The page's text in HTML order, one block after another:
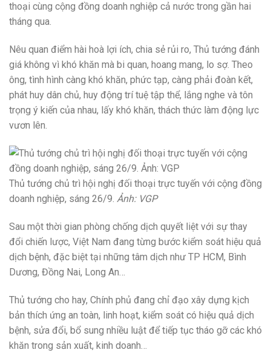
thoại cùng cộng đồng doanh nghiệp cả nước trong gần hai
tháng qua.
Nêu quan điểm hài hoà lợi ích, chia sẻ rủi ro, Thủ tướng đánh
giá không vì khó khăn mà bi quan, hoang mang, lo sợ. Theo
ông, tình hình càng khó khăn, phức tạp, càng phải đoàn kết,
phát huy dân chủ, huy động trí tuệ tập thể, lắng nghe và tôn
trọng ý kiến của nhau, lấy khó khăn, thách thức làm động lực
vươn lên.
Thủ tướng chủ trì hội nghị đối thoại trực tuyến với cộng đồng
doanh nghiệp, sáng 26/9. Ảnh: VGP
Sau một thời gian phòng chống dịch quyết liệt với sự thay
đổi chiến lược, Việt Nam đang từng bước kiểm soát hiệu quả
dịch bệnh, đặc biệt tại những tâm dịch như TP HCM, Bình
Dương, Đồng Nai, Long An…
Thủ tướng cho hay, Chính phủ đang chỉ đạo xây dựng kịch
bản thích ứng an toàn, linh hoạt, kiểm soát có hiệu quả dịch
bệnh, sửa đổi, bổ sung nhiều luật để tiếp tục tháo gỡ các khó
khăn trong sản xuất, kinh doanh…